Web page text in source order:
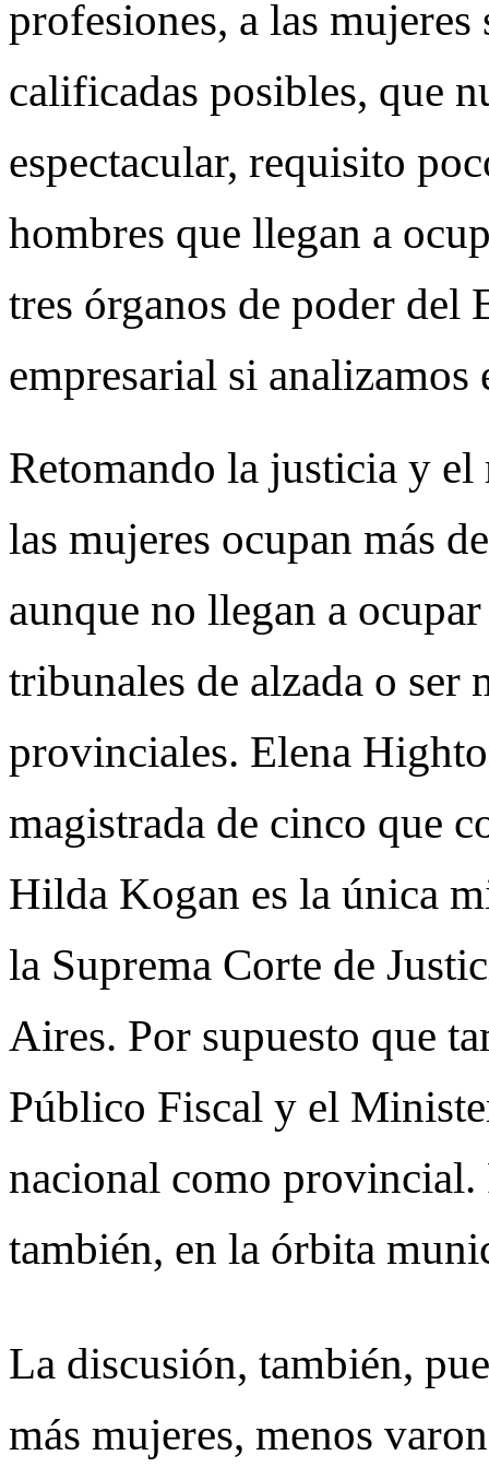
profesiones, a las mujeres
calificadas posibles, que
espectacular, requisito
hombres que llegan a
tres órganos de poder del
empresarial si
Retomando la justicia y el
las mujeres ocupan más
aunque no llegan a
tribunales de alzada o ser
provinciales. Elena
magistrada de cinco que
Hilda Kogan es la única
la Suprema Corte de
Aires. Por supuesto que
Público Fiscal y el
nacional como provincial.
también, en la órbita
La discusión, también,
más mujeres, menos